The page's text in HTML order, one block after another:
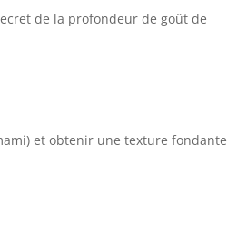
de la profondeur de goût de
et obtenir une texture